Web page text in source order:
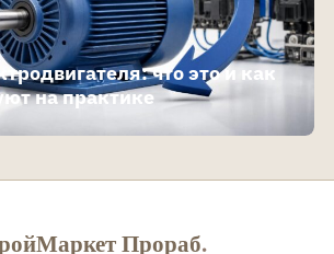
что это и как
на практике
Прораб.